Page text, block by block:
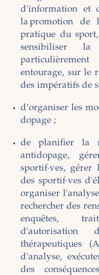
d'information et
la promotion
pratique du
sensibiliser
entourage, sur le
des impératifs de
d’organiser les
dopage ;
de planifier la
antidopage,
sportif·ves, gérer
des sportif·ves
organiser
rechercher des
enquêtes,
thérapeutiques
d'analyse,
des